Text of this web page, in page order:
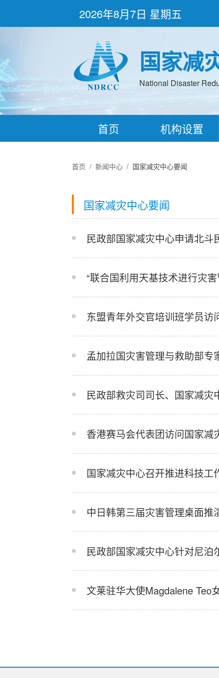
2026年8月7日 星期五
国家减
National Disaster
首页 机构设置
首页 / 新闻中心/ 国家减灾中心要闻
国家减灾中心要闻
民政部国家减灾中心申请北
东盟青年外交官培训班学员访
孟加拉国灾害管理与救助部
民政部救灾司司长、国家减
香港赛马会代表团访问国家减
国家减灾中心召开推进科技工
中日韩第三届灾害管理桌面
民政部国家减灾中心针对尼
文莱驻华大使Magdalene Teo